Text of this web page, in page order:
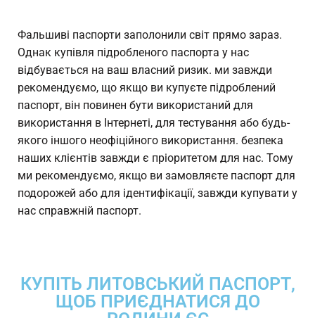
Фальшиві паспорти заполонили світ прямо зараз.
Однак купівля підробленого паспорта у нас
відбувається на ваш власний ризик. ми завжди
рекомендуємо, що якщо ви купуєте підроблений
паспорт, він повинен бути використаний для
використання в Інтернеті, для тестування або будь-
якого іншого неофіційного використання. безпека
наших клієнтів завжди є пріоритетом для нас. Тому
ми рекомендуємо, якщо ви замовляєте паспорт для
подорожей або для ідентифікації, завжди купувати у
нас справжній паспорт.
КУПІТЬ ЛИТОВСЬКИЙ ПАСПОРТ,
ЩОБ ПРИЄДНАТИСЯ ДО